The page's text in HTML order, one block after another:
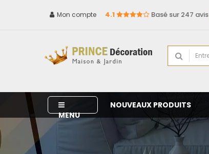
Mon compte 4.1 Basé sur 247 avis
MENU
NOUVEAUX PRODUITS